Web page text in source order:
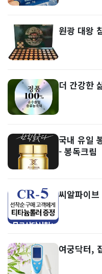
원광 대왕
더 간강한
국내 유일
- 봉독크림
씨알파이브
여궁닥터,